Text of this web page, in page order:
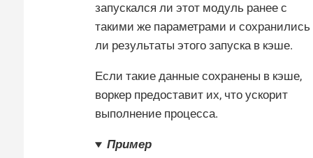
запускался ли этот модуль ранее с
такими же параметрами и сохранились
ли результаты этого запуска в кэше.
Если такие данные сохранены в кэше,
воркер предоставит их, что ускорит
выполнение процесса.
Пример